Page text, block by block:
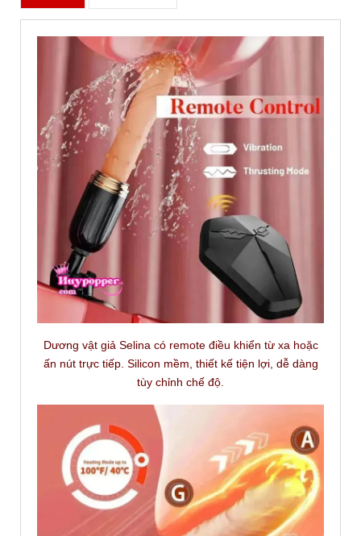
Dương vật giả Selina có remote điều khiển từ xa hoặc
ấn nút trực tiếp. Silicon mềm, thiết kế tiện lợi, dễ dàng
tùy chỉnh chế độ.